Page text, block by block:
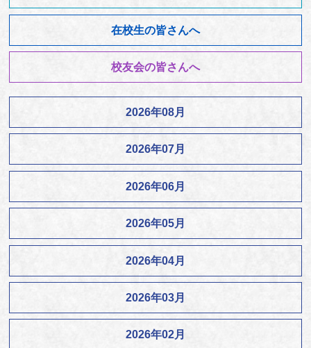
在校生の皆さんへ
校友会の皆さんへ
2026年08月
2026年07月
2026年06月
2026年05月
2026年04月
2026年03月
2026年02月